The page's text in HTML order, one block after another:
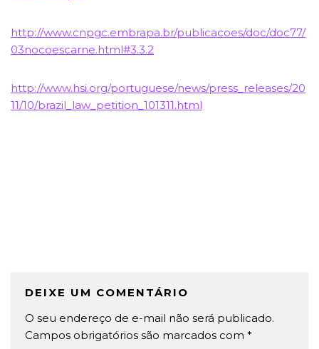
http://www.cnpgc.embrapa.br/publicacoes/doc/doc77/
03nocoescarne.html#3.3.2
http://www.hsi.org/portuguese/news/press_releases/20
11/10/brazil_law_petition_101311.html
DEIXE UM COMENTÁRIO
O seu endereço de e-mail não será publicado.
Campos obrigatórios são marcados com *